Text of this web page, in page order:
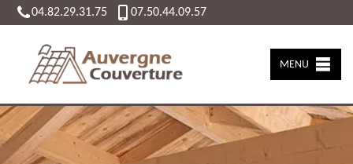
04.82.29.31.75 07.50.44.09.57
MENU